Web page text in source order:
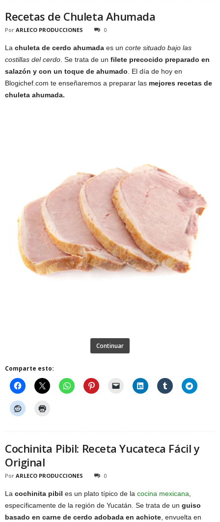
Recetas de Chuleta Ahumada
Por ARLECO PRODUCCIONES 0
La chuleta de cerdo ahumada es un corte situado bajo las
costillas del cerdo . Se trata de un filete precocido preparado en
salazón y con un toque de ahumado . El día de hoy en
Blogichef.com te enseñaremos a preparar las mejores recetas de
chuleta ahumada.
Continuar
Comparte esto:
Cochinita Pibil: Receta Yucateca Fácil y
Original
Por ARLECO PRODUCCIONES 0
La cochinita pibil es un plato típico de la cocina mexicana
específicamente de la región de Yucatán. Se trata de un guiso
basado en carne de cerdo adobada en achiote , envuelta en